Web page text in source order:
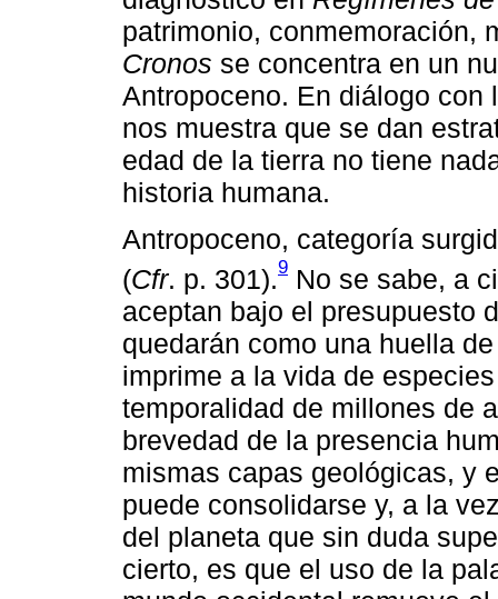
patrimonio, conmemoración,
Cronos se concentra en un
Antropoceno. En diálogo con
nos muestra que se dan
edad de la tierra no tiene
historia humana.
Antropoceno, categoría
(Cfr. p. 301).9 No se sabe, a
aceptan bajo el presupuesto
quedarán como una huella
imprime a la vida de
temporalidad de millones de
brevedad de la presencia
mismas capas geológicas, y
puede consolidarse y, a la
del planeta que sin duda
cierto, es que el uso de la